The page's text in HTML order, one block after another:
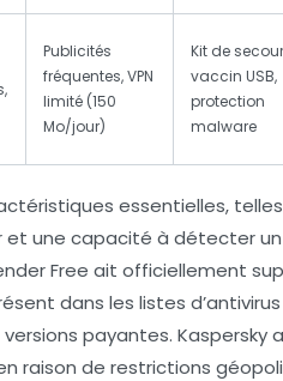
Publicités
fréquentes, VPN
limité (150
Mo/jour)
Kit de
vaccin USB,
protection
malware
essentielles,
et une capacité à détecter
Free ait officiellement
dans les listes
payantes. Kaspersky
raison de restrictions